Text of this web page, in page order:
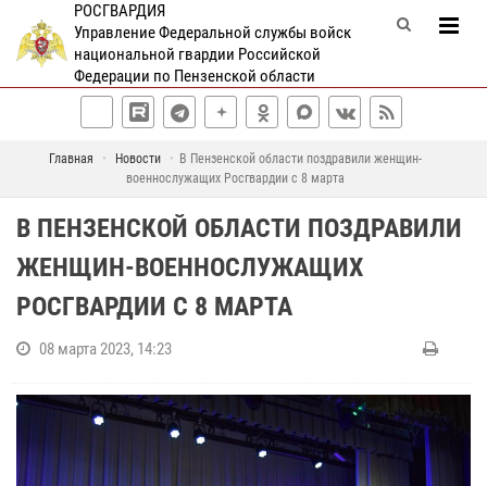
РОСГВАРДИЯ
Управление Федеральной службы войск
национальной гвардии Российской
Федерации по Пензенской области
Главная Новости
В Пензенской области поздравили женщин-
военнослужащих Росгвардии с 8 марта
В ПЕНЗЕНСКОЙ ОБЛАСТИ ПОЗДРАВИЛИ
ЖЕНЩИН-ВОЕННОСЛУЖАЩИХ
РОСГВАРДИИ С 8 МАРТА
08 марта 2023, 14:23